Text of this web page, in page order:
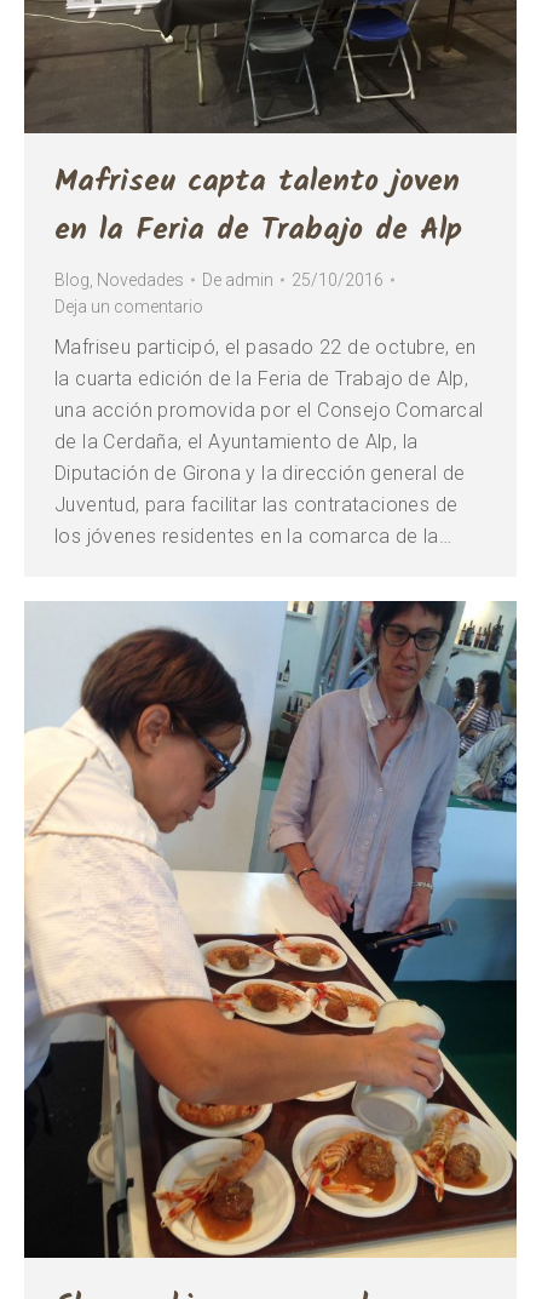
Mafriseu capta talento joven
en la Feria de Trabajo de Alp
Blog Novedades De admin
25/10/2016
Deja un comentario
Mafriseu participó, el pasado 22 de octubre, en
la cuarta edición de la Feria de Trabajo de Alp,
una acción promovida por el Consejo Comarcal
de la Cerdaña, el Ayuntamiento de Alp, la
Diputación de Girona y la dirección general de
Juventud, para facilitar las contrataciones de
los jóvenes residentes en la comarca de la…